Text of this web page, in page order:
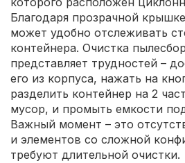
Благодаря прозрачной
может удобно отслеживать
контейнера. Очистка
представляет трудностей –
его из корпуса, нажать на
разделить контейнер на 2
мусор, и промыть емкости
Важный момент – это
и элементов со сложной
требуют длительной очистки.